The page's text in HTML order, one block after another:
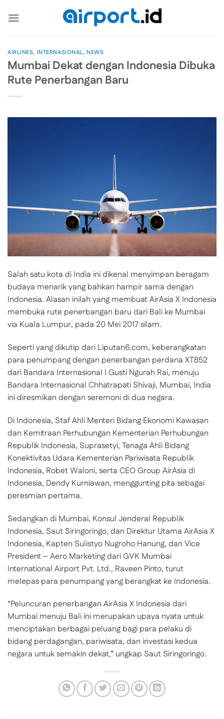
AIRLINES, INTERNASIONAL,NEWS
Mumbai Dekat dengan Indonesia Dibuka
Rute Penerbangan Baru
Salah satu kota di India ini dikenal menyimpan beragam
budaya menarik yang bahkan hampir sama dengan
Indonesia. Alasan inilah yang membuat AirAsia X Indonesia
membuka rute penerbangan baru dari Bali ke Mumbai
via Kuala Lumpur, pada 20 Mei 2017 silam.
Seperti yang dikutip dari Liputan6.com, keberangkatan
para penumpang dengan penerbangan perdana XT852
dari Bandara Internasional I Gusti Ngurah Rai, menuju
Bandara Internasional Chhatrapati Shivaji, Mumbai, India
ini diresmikan dengan seremoni di dua negara.
Di Indonesia, Staf Ahli Menteri Bidang Ekonomi Kawasan
dan Kemitraan Perhubungan Kementerian Perhubungan
Republik Indonesia, Suprasetyi, Tenaga Ahli Bidang
Konektivitas Udara Kementerian Pariwisata Republik
Indonesia, Robet Waloni, serta CEO Group AirAsia di
Indonesia, Dendy Kurniawan, menggunting pita sebagai
peresmian pertama.
Sedangkan di Mumbai, Konsul Jenderal Republik
Indonesia, Saut Siringoringo, dan Direktur Utama AirAsia X
Indonesia, Kapten Sulistyo Nugroho Hanung, dan Vice
President – Aero Marketing dari GVK Mumbai
International Airport Pvt. Ltd., Raveen Pinto, turut
melepas para penumpang yang berangkat ke Indonesia.
“Peluncuran penerbangan AirAsia X Indonesia dari
Mumbai menuju Bali ini merupakan upaya nyata untuk
menciptakan berbagai peluang bagi para pelaku di
bidang perdagangan, pariwisata, dan investasi kedua
negara untuk semakin dekat,” ungkap Saut Siringoringo.